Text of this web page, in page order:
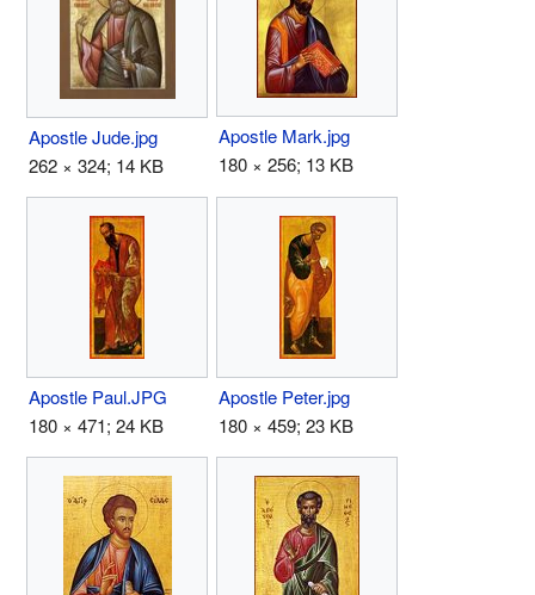
Apostle Jude.jpg
262 × 324; 14 KB
Apostle Mark.jpg
180 × 256; 13 KB
Apostle Paul.JPG
180 × 471; 24 KB
Apostle Peter.jpg
180 × 459; 23 KB